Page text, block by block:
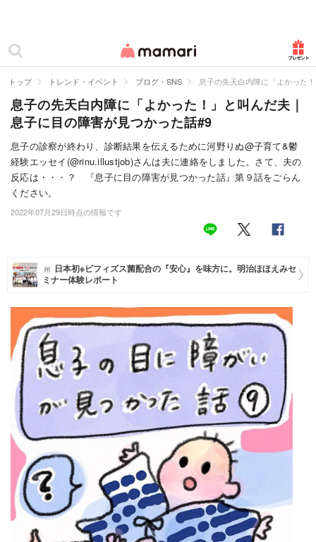
ママリ
カテゴリー一覧
妊娠
出産
赤ちゃん・育児
子育て・家族
お仕事
住まい
マネー
トレンド・イベント
トップ トレンド・イベント ブログ・SNS 息子の先天白内障に「よかった
息子の先天白内障に「よかった！」と叫んだ夫｜
息子に目の障害が見つかった話#9
息子の診察が終わり、診断結果を伝えるために河野りぬ@子育て&鬱
経験エッセイ(@rinu.illustjob)さんは夫に連絡をしました。さて、夫の
反応は・・・？ 『息子に目の障害が見つかった話』第９話をごらん
ください。
2022年07月29日時点の情報です
日本初※ビフィズス菌配合の『安心』を味方に。明治ほほえみセ
ミナー体験レポート